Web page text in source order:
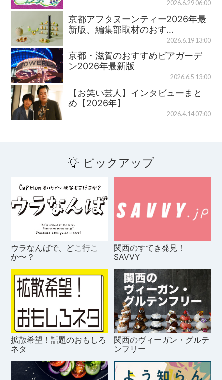
2026.6.29 06:00
京都アフタヌーンティー2026年最
新版、編集部取材のおす…
2026.6.19 13:00
京都・滋賀のおすすめビアガーデ
ン2026年最新版
2026.6.5 13:00
【お笑い芸人】インタビューまと
め【2026年】
2026.4.14 07:00
ピックアップ
ウラなんばで、どこ行こ
か〜？
関西のすてき発見！
SAVVY
拡散希望！話題のおもしろ
ネタ
関西のヴィーガン・グルテ
ンフリー